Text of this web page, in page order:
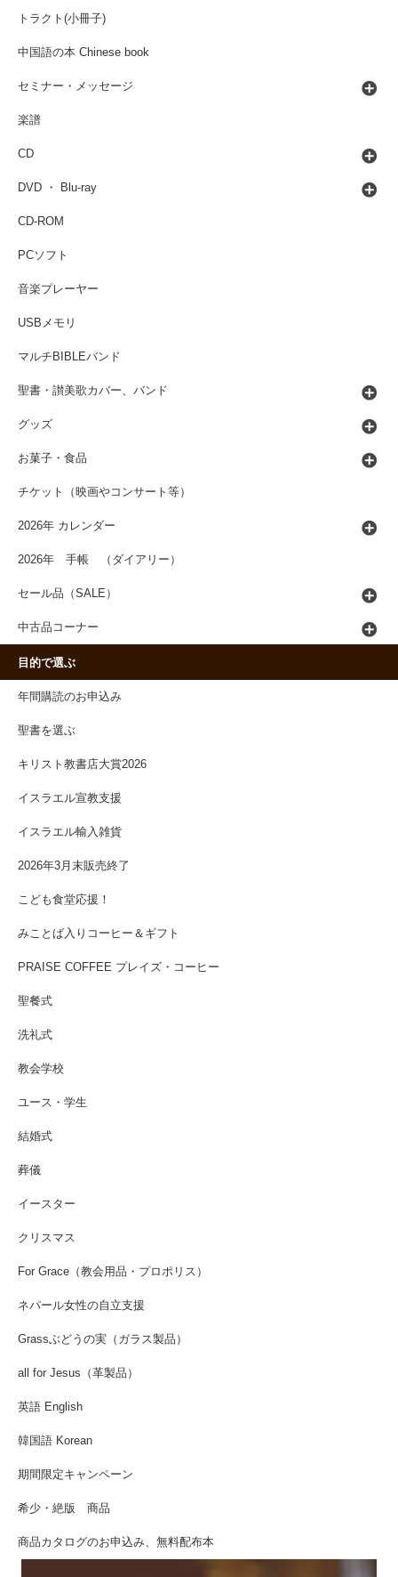
トラクト(小冊子)
中国語の本 Chinese book
セミナー・メッセージ
楽譜
CD
DVD ・ Blu-ray
CD-ROM
PCソフト
音楽プレーヤー
USBメモリ
マルチBIBLEバンド
聖書・讃美歌カバー、バンド
グッズ
お菓子・食品
チケット（映画やコンサート等）
2026年 カレンダー
2026年 手帳 （ダイアリー）
セール品（SALE）
中古品コーナー
目的で選ぶ
年間購読のお申込み
聖書を選ぶ
キリスト教書店大賞2026
イスラエル宣教支援
イスラエル輸入雑貨
2026年3月末販売終了
こども食堂応援！
みことば入りコーヒー＆ギフト
PRAISE COFFEE プレイズ・コーヒー
聖餐式
洗礼式
教会学校
ユース・学生
結婚式
葬儀
イースター
クリスマス
For Grace（教会用品・プロポリス）
ネパール女性の自立支援
Grassぶどうの実（ガラス製品）
all for Jesus（革製品）
英語 English
韓国語 Korean
期間限定キャンペーン
希少・絶版 商品
商品カタログのお申込み、無料配布本